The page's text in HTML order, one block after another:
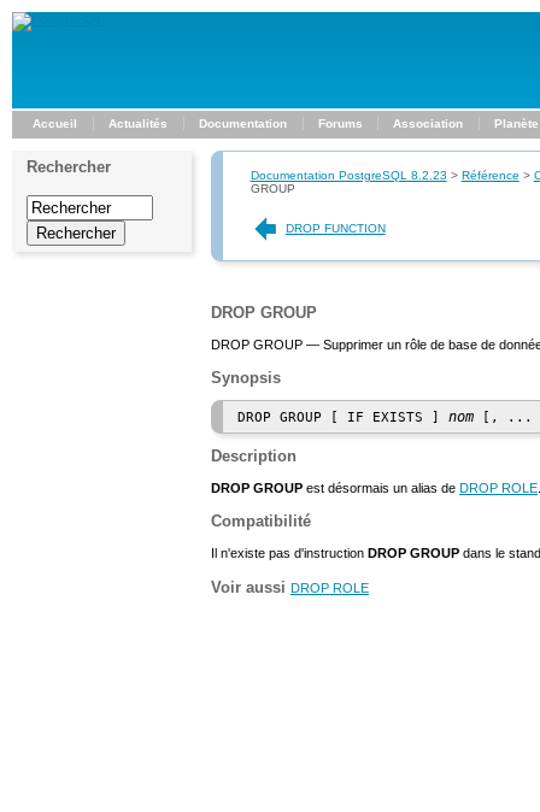
Accueil Actualités Documentation Forums Association Planète
Rechercher Documentation PostgreSQL 8.2.23 > Référence >
GROUP
DROP FUNCTION
DROP GROUP
DROP GROUP — Supprimer un rôle de base de
Synopsis
DROP GROUP [ IF EXISTS ] nom
Description
DROP GROUP est désormais un alias de DROP ROLE
Compatibilité
Il n'existe pas d'instruction DROP GROUP dans le
Voir aussi DROP ROLE